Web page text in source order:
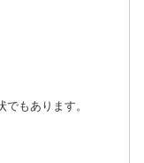
もあります。